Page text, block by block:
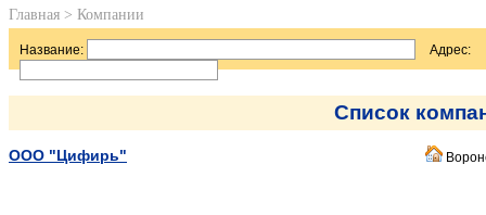
Главная > Компании
Название: Адрес:
Список
ООО "Цифирь"